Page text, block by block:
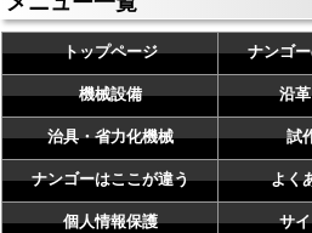
トップページ ナンゴ
機械設備 沿
治具・省力化機械 試
ナンゴーはここが違う よく
個人情報保護 サ